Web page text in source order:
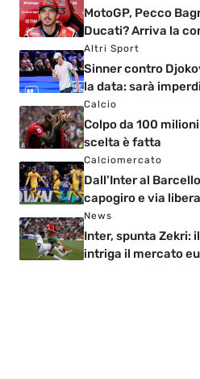
MotoGP, Pecco
Ducati? Arriva la
Altri Sport
Sinner contro
la data: sarà
Calcio
Colpo da 100
scelta è fatta
Calciomercato
Dall’Inter al
capogiro e via libera
News
Inter, spunta Zekri:
intriga il mercato